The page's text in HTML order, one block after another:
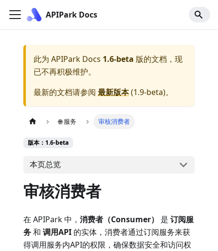
APIPark Docs
此为 APIPark Docs 1.6-beta 版的文档，现
已不再积极维护。
最新的文档请参阅 最新版本(1.9-beta)。
🌐 服务 审核消费者
版本：1.6-beta
本页总览
审核消费者
在 APIPark 中， 消费者（Consumer） 是 订阅服
务和 调用API 的实体，消费者通过订阅服务来获
得调用服务内API的权限，确保数据安全和访问权